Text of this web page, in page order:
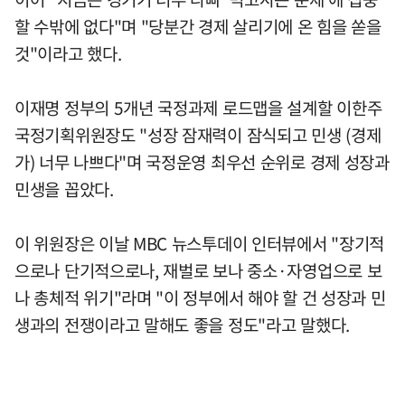
할 수밖에 없다"며 "당분간 경제 살리기에 온 힘을 쏟을
것"이라고 했다.
이재명 정부의 5개년 국정과제 로드맵을 설계할 이한주
국정기획위원장도 "성장 잠재력이 잠식되고 민생 (경제
가) 너무 나쁘다"며 국정운영 최우선 순위로 경제 성장과
민생을 꼽았다.
이 위원장은 이날 MBC 뉴스투데이 인터뷰에서 "장기적
으로나 단기적으로나, 재벌로 보나 중소·자영업으로 보
나 총체적 위기"라며 "이 정부에서 해야 할 건 성장과 민
생과의 전쟁이라고 말해도 좋을 정도"라고 말했다.